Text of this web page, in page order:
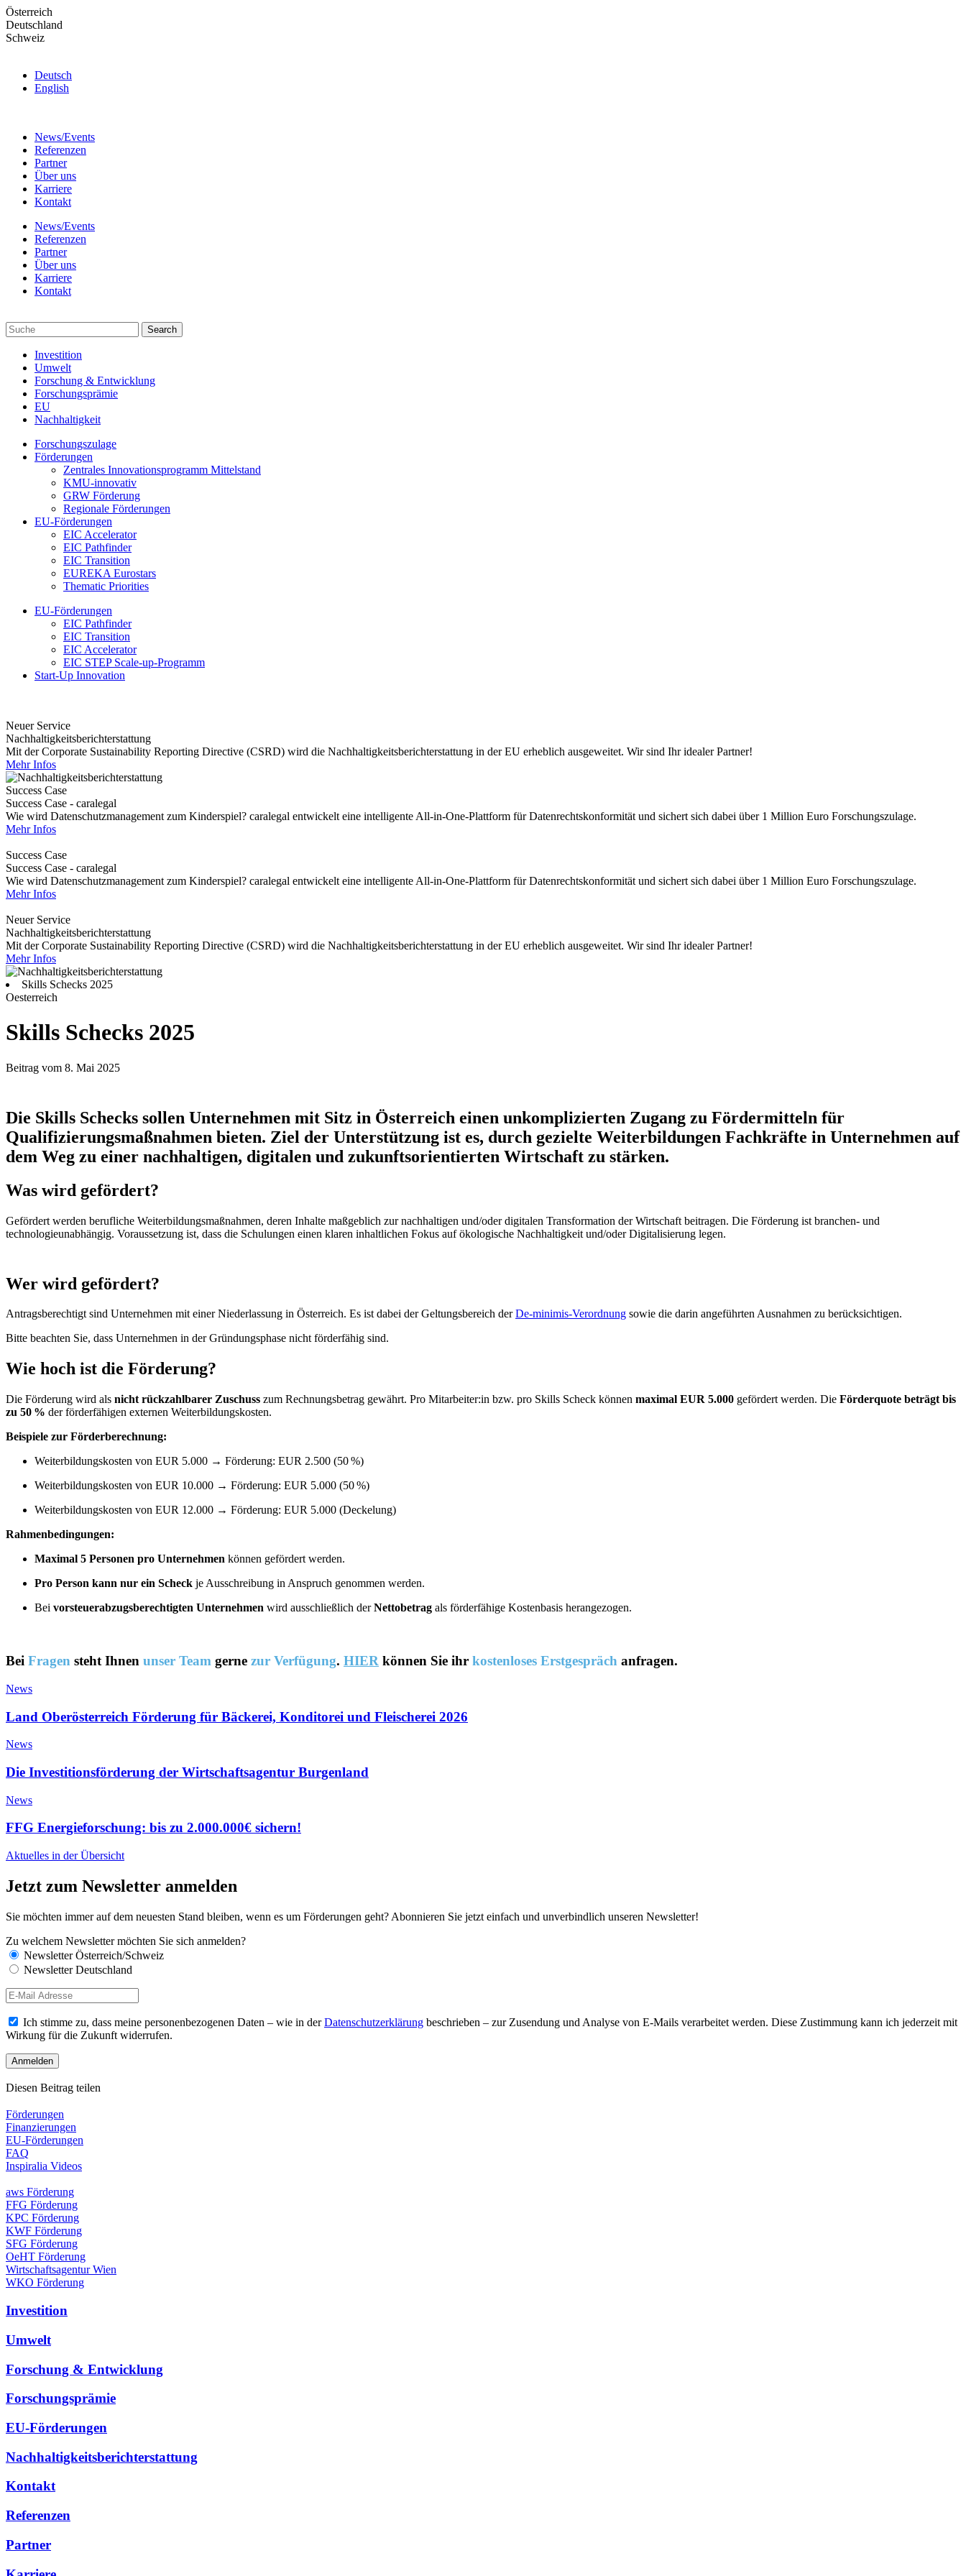
Skip
to
the
Österreich
Deutschland
Schweiz
Deutsch
English
News/Events
Referenzen
Partner
Über uns
Karriere
Kontakt
News/Events
Referenzen
Partner
Über uns
Karriere
Kontakt
Investition
Umwelt
Forschung & Entwicklung
Forschungsprämie
EU
Nachhaltigkeit
Forschungszulage
Förderungen
Zentrales Innovationsprogramm Mittelstand
KMU-innovativ
GRW Förderung
Regionale Förderungen
EU-Förderungen
EIC Accelerator
EIC Pathfinder
EIC Transition
EUREKA Eurostars
Thematic Priorities
EU-Förderungen
EIC Pathfinder
EIC Transition
EIC Accelerator
EIC STEP Scale-up-Programm
Start-Up Innovation
Neuer Service
Nachhaltigkeitsberichterstattung
Mit der Corporate Sustainability Reporting Directive (CSRD) wird die Nachhaltigkeitsberichterstattung in der EU erheblich ausgeweitet. Wir sind Ihr idealer Partner!
Mehr Infos
Success Case
Success Case - caralegal
Wie wird Datenschutzmanagement zum Kinderspiel? caralegal entwickelt eine intelligente All-in-One-Plattform für Datenrechtskonformität und sichert sich dabei über 1 Million Euro Forschungszulage.
Mehr Infos
Success Case
Success Case - caralegal
Wie wird Datenschutzmanagement zum Kinderspiel? caralegal entwickelt eine intelligente All-in-One-Plattform für Datenrechtskonformität und sichert sich dabei über 1 Million Euro Forschungszulage.
Mehr Infos
Neuer Service
Nachhaltigkeitsberichterstattung
Mit der Corporate Sustainability Reporting Directive (CSRD) wird die Nachhaltigkeitsberichterstattung in der EU erheblich ausgeweitet. Wir sind Ihr idealer Partner!
Mehr Infos
Skills Schecks 2025
Oesterreich
Skills Schecks 2025
Beitrag vom 8. Mai 2025
Die Skills Schecks sollen Unternehmen mit Sitz in Österreich einen unkomplizierten Zugang zu Fördermitteln für
Qualifizierungsmaßnahmen bieten. Ziel der Unterstützung ist es, durch gezielte Weiterbildungen Fachkräfte in Unternehmen auf
dem Weg zu einer nachhaltigen, digitalen und zukunftsorientierten Wirtschaft zu stärken.
Was wird gefördert?
Gefördert werden berufliche Weiterbildungsmaßnahmen, deren Inhalte maßgeblich zur nachhaltigen und/oder digitalen Transformation der Wirtschaft beitragen. Die Förderung ist branchen- und
technologieunabhängig. Voraussetzung ist, dass die Schulungen einen klaren inhaltlichen Fokus auf ökologische Nachhaltigkeit und/oder Digitalisierung legen.
Wer wird gefördert?
Antragsberechtigt sind Unternehmen mit einer Niederlassung in Österreich. Es ist dabei der Geltungsbereich derDe-minimis-Verordnung sowie die darin angeführten Ausnahmen zu berücksichtigen.
Bitte beachten Sie, dass Unternehmen in der Gründungsphase nicht förderfähig sind.
Wie hoch ist die Förderung?
Die Förderung wird als nicht rückzahlbarer Zuschuss zum Rechnungsbetrag gewährt. Pro Mitarbeiter:in bzw. pro Skills Scheck können maximal EUR 5.000 gefördert werden. Die Förderquote beträgt bis
zu 50 % der förderfähigen externen Weiterbildungskosten.
Beispiele zur Förderberechnung:
Weiterbildungskosten von EUR 5.000 → Förderung: EUR 2.500 (50 %)
Weiterbildungskosten von EUR 10.000 → Förderung: EUR 5.000 (50 %)
Weiterbildungskosten von EUR 12.000 → Förderung: EUR 5.000 (Deckelung)
Rahmenbedingungen:
Maximal 5 Personen pro Unternehmen können gefördert werden.
Pro Person kann nur ein Scheck je Ausschreibung in Anspruch genommen werden.
Bei vorsteuerabzugsberechtigten Unternehmen wird ausschließlich derNettobetrag als förderfähige Kostenbasis herangezogen.
Bei Fragen steht Ihnen unser Team gerne zur Verfügung. HIER können Sie ihr kostenloses Erstgespräch anfragen.
News
Land Oberösterreich Förderung für Bäckerei, Konditorei und Fleischerei 2026
News
Die Investitionsförderung der Wirtschaftsagentur Burgenland
News
FFG Energieforschung: bis zu 2.000.000€ sichern!
Aktuelles in der Übersicht
Jetzt zum Newsletter anmelden
Sie möchten immer auf dem neuesten Stand bleiben, wenn es um Förderungen geht? Abonnieren Sie jetzt einfach und unverbindlich unseren Newsletter!
Zu welchem Newsletter möchten Sie sich anmelden?
Newsletter Österreich/Schweiz
Newsletter Deutschland
Ich stimme zu, dass meine personenbezogenen Daten – wie in derDatenschutzerklärung beschrieben – zur Zusendung und Analyse von E-Mails verarbeitet werden. Diese Zustimmung kann ich jederzeit mit
Wirkung für die Zukunft widerrufen.
Diesen Beitrag teilen
Förderungen
Finanzierungen
EU-Förderungen
FAQ
Inspiralia Videos
aws Förderung
FFG Förderung
KPC Förderung
KWF Förderung
SFG Förderung
OeHT Förderung
Wirtschaftsagentur Wien
WKO Förderung
Investition
Umwelt
Forschung & Entwicklung
Forschungsprämie
EU-Förderungen
Nachhaltigkeitsberichterstattung
Kontakt
Referenzen
Partner